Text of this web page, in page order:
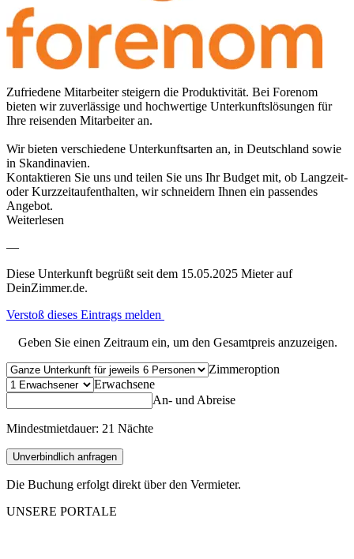
Zufriedene Mitarbeiter steigern die Produktivität. Bei Forenom
bieten wir zuverlässige und hochwertige Unterkunftslösungen für
Ihre reisenden Mitarbeiter an.
Wir bieten verschiedene Unterkunftsarten an, in Deutschland sowie
in Skandinavien.
Kontaktieren Sie uns und teilen Sie uns Ihr Budget mit, ob Langzeit-
oder Kurzzeitaufenthalten, wir schneidern Ihnen ein passendes
Angebot.
Weiterlesen
—
Diese Unterkunft begrüßt seit dem 15.05.2025 Mieter auf
DeinZimmer.de.
Verstoß dieses Eintrags melden
Geben Sie einen Zeitraum ein, um den Gesamtpreis anzuzeigen.
Zimmeroption
Erwachsene
An- und Abreise
Mindestmietdauer: 21 Nächte
Unverbindlich anfragen
Die Buchung erfolgt direkt über den Vermieter.
UNSERE PORTALE